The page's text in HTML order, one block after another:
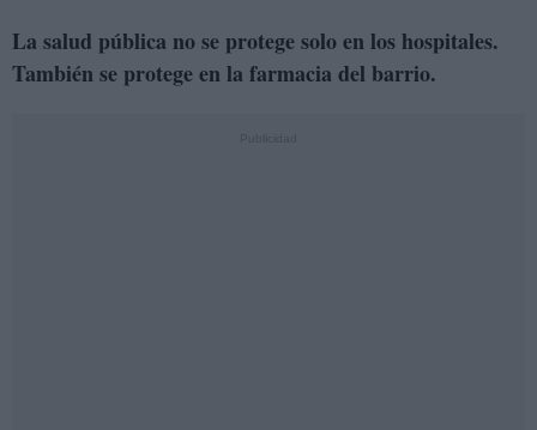
La salud pública no se protege solo en los hospitales.
También se protege en la farmacia del barrio.